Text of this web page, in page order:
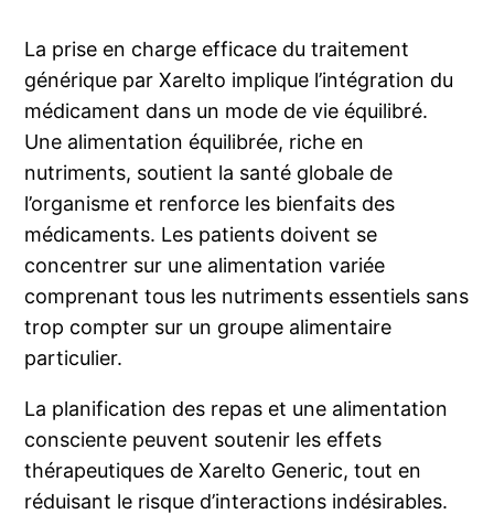
La prise en charge efficace du traitement
générique par Xarelto implique l’intégration du
médicament dans un mode de vie équilibré.
Une alimentation équilibrée, riche en
nutriments, soutient la santé globale de
l’organisme et renforce les bienfaits des
médicaments. Les patients doivent se
concentrer sur une alimentation variée
comprenant tous les nutriments essentiels sans
trop compter sur un groupe alimentaire
particulier.
La planification des repas et une alimentation
consciente peuvent soutenir les effets
thérapeutiques de Xarelto Generic, tout en
réduisant le risque d’interactions indésirables.